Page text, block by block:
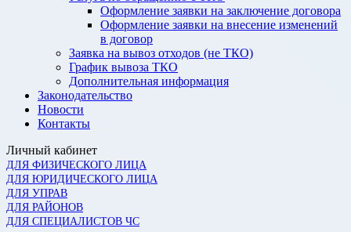
Оформление заявки на заключение договора
Оформление заявки на внесение изменений
в договор
Заявка на вывоз отходов (не ТКО)
График вывоза ТКО
Дополнительная информация
Законодательство
Новости
Контакты
Личный кабинет
ДЛЯ ФИЗИЧЕСКОГО ЛИЦА
ДЛЯ ЮРИДИЧЕСКОГО ЛИЦА
ДЛЯ УПРАВ
ДЛЯ РАЙОНОВ
ДЛЯ СПЕЦИАЛИСТОВ ЧС